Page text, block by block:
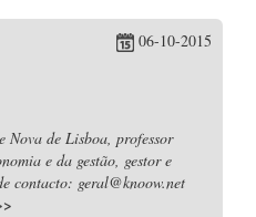
06-10-2015
Nova de Lisboa, professor
e da gestão, gestor e
contacto: geral@knoow.net